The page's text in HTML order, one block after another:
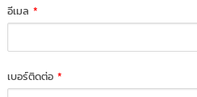
อีเมล*
เบอร์ติดต่อ*